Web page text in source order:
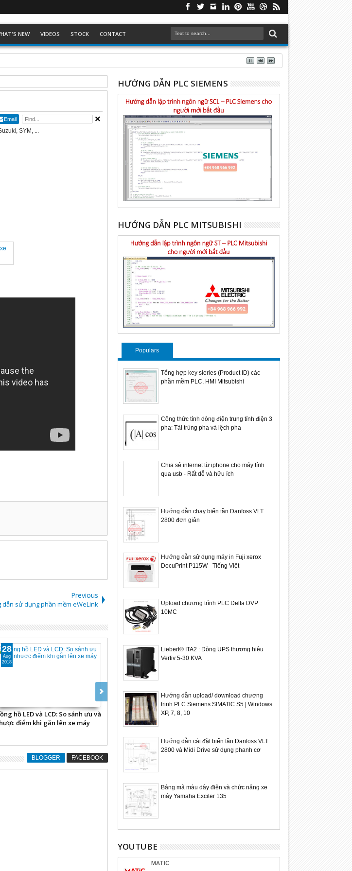
NEW VIDEOS STOCK CONTACT
Email
SYM, ...
Previous
dẫn sử dụng phần mềm eWeLink
hồ LED và LCD: So sánh ưu và
điểm khi gắn lên xe máy
28
Aug
2018
Đồng hồ LCD xem giờ gắn xe máy,
13
BLOGGER FACEBOOK
HƯỚNG DẪN PLC SIEMENS
HƯỚNG DẪN PLC MITSUBISHI
Populars
Tổng hợp key sieries (Product ID) các
phần mềm PLC, HMI Mitsubishi
Công thức tính dòng điện trung tính điện 3
pha: Tải trùng pha và lệch pha
Chia sẻ internet từ iphone cho máy tính
qua usb - Rất dễ và hữu ích
Hướng dẫn chạy biến tần Danfoss VLT
2800 đơn giản
Hướng dẫn sử dụng máy in Fuji xerox
DocuPrint P115W - Tiếng Việt
Upload chương trình PLC Delta DVP
10MC
Liebert® ITA2 : Dòng UPS thương hiệu
Vertiv 5-30 KVA
Hướng dẫn upload/ download chương
trinh PLC Siemens SIMATIC S5 | Windows
XP, 7, 8, 10
Hướng dẫn cài đặt biến tần Danfoss VLT
2800 và Midi Drive sử dụng phanh cơ
Bảng mã màu dây điện và chức năng xe
máy Yamaha Exciter 135
YOUTUBE